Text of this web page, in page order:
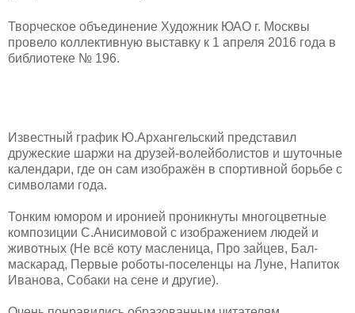
Творческое объединение Художник ЮАО г. Москвы
провело коллективную выставку к 1 апреля 2016 года в
библиотеке № 196.
Известный график Ю.Архангельский представил
дружеские шаржи на друзей-волейболистов и шуточные
календари, где он сам изображён в спортивной борьбе с
символами года.
Тонким юмором и иронией проникнуты многоцветные
композиции С.Анисимовой с изображением людей и
животных (Не всё коту масленица, Про зайцев, Бал-
маскарад, Первые роботы-поселенцы на Луне, Напиток
Иванова, Собаки на сене и другие).